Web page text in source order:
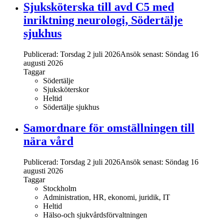
Sjuksköterska till avd C5 med
inriktning neurologi, Södertälje
sjukhus
Publicerad: Torsdag 2 juli 2026Ansök senast: Söndag 16
augusti 2026
Taggar
Södertälje
Sjuksköterskor
Heltid
Södertälje sjukhus
Samordnare för omställningen till
nära vård
Publicerad: Torsdag 2 juli 2026Ansök senast: Söndag 16
augusti 2026
Taggar
Stockholm
Administration, HR, ekonomi, juridik, IT
Heltid
Hälso-och sjukvårdsförvaltningen